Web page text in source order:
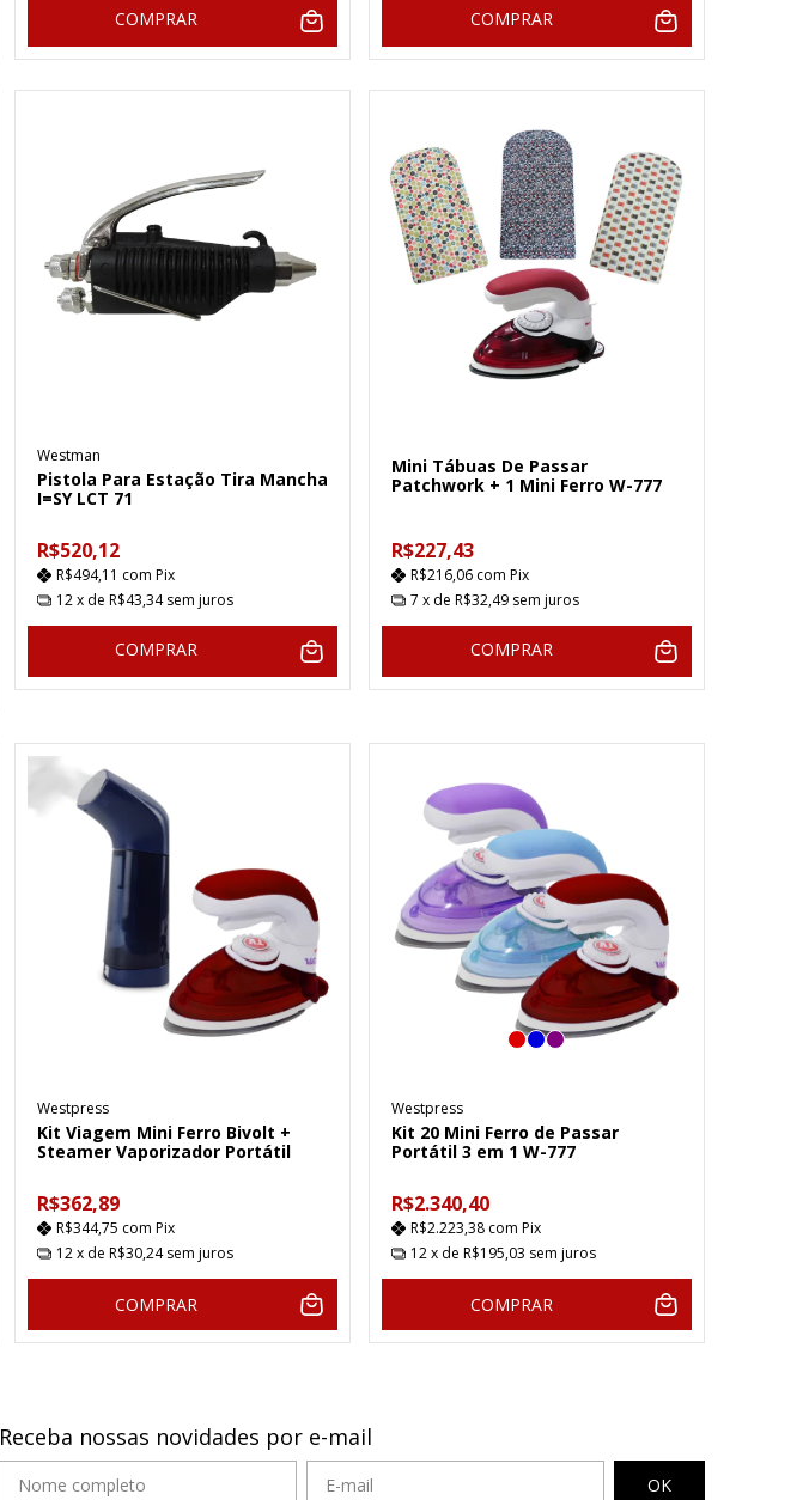
COMPRAR COMPRAR
Westman
Pistola Para Estação Tira Mancha
I=SY LCT 71
R$520,12
R$494,11 com Pix
12 x de R$43,34 sem juros
COMPRAR
Mini Tábuas De Passar
Patchwork + 1 Mini Ferro W-777
R$227,43
R$216,06 com Pix
7 x de R$32,49 sem juros
COMPRAR
Westpress
Kit Viagem Mini Ferro Bivolt +
Steamer Vaporizador Portátil
R$362,89
R$344,75 com Pix
12 x de R$30,24 sem juros
COMPRAR
Westpress
Kit 20 Mini Ferro de Passar
Portátil 3 em 1 W-777
R$2.340,40
R$2.223,38 com Pix
12x de R$195,03 sem juros
COMPRAR
Receba nossas novidades por e-mail